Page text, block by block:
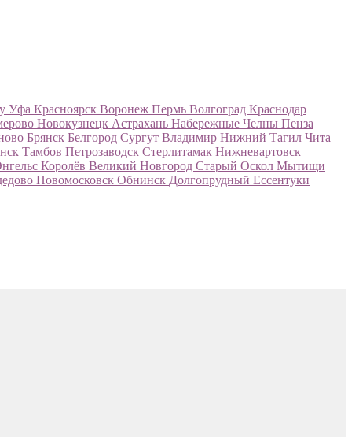
Уфа Красноярск Воронеж Пермь Волгоград Краснодар
Новокузнецк Астрахань Набережные Челны Пенза
Брянск Белгород Сургут Владимир Нижний Тагил Чита
Тамбов Петрозаводск Стерлитамак Нижневартовск
Королёв Великий Новгород Старый Оскол Мытищи
Новомосковск Обнинск Долгопрудный Ессентуки